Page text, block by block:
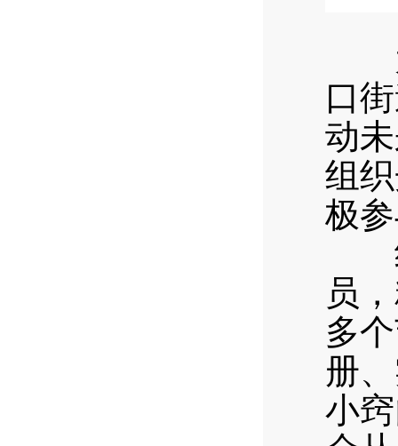
为
口
动
组
极
线
员
多
册
小